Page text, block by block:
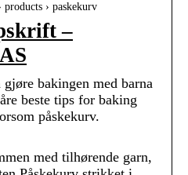
› paskekurv
–
bakingen med barna
beste tips for baking
påskekurv.
med tilhørende garn,